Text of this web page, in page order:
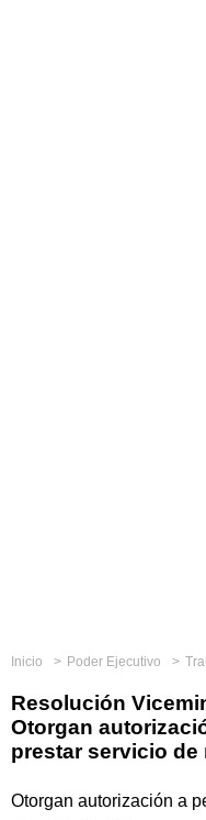
Inicio Poder Ejecutivo
Resolución
Otorgan
prestar servicio
Otorgan autorización a